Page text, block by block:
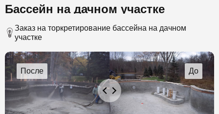
Бассейн на дачном участке
Заказ на торкретирование бассейна на дачном
участке